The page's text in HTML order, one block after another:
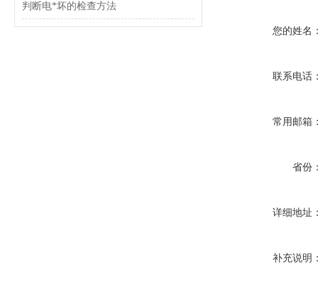
判断电*坏的检查方法
您的姓名
联系电话
常用邮箱
省份
详细地址
补充说明